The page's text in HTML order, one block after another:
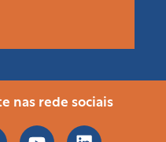
nas rede sociais